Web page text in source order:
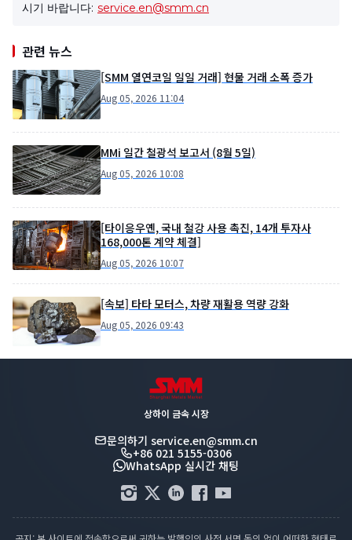
시기 바랍니다: service.en@smm.cn
관련 뉴스
[SMM 열연코일 일일 거래] 현물 거래 소폭 증가
Aug 05, 2026 11:04
MMi 일간 철광석 보고서 (8월 5일)
Aug 05, 2026 10:08
[타이응우옌, 국내 철강 사용 촉진, 14개 투자사
168,000톤 계약 체결]
Aug 05, 2026 10:07
[속보] 타타 모터스, 차량 재활용 역량 강화
Aug 05, 2026 09:43
상하이 금속 시장
문의하기 service.en@smm.cn
+86 021 5155-0306
WhatsApp 실시간 채팅